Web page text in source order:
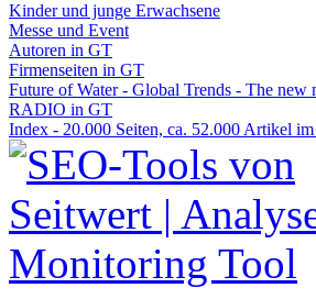
Kinder und junge Erwachsene
Messe und Event
Autoren in GT
Firmenseiten in GT
Future of Water - Global Trends - The new
RADIO in GT
Index - 20.000 Seiten, ca. 52.000 Artikel